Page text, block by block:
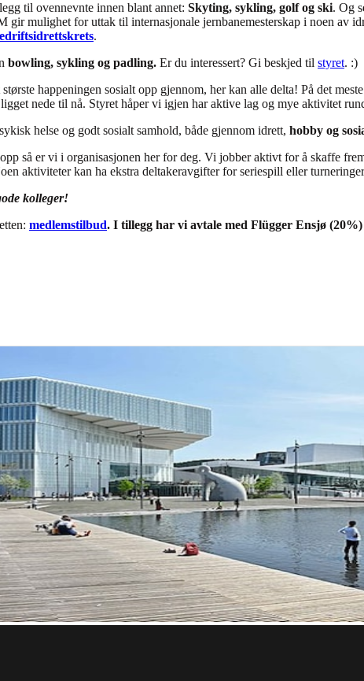
til ovennevnte innen blant annet: Skyting, sykling, golf og ski. Og
gir mulighet for uttak til internasjonale jernbanemesterskap i noen av
.
bowling, sykling og padling. Er du interessert? Gi beskjed til styret. :)
happeningen sosialt opp gjennom, her kan alle delta! På det
nede til nå. Styret håper vi igjen har aktive lag og mye aktivitet
helse og godt sosialt samhold, både gjennom idrett, hobby og
så er vi i organisasjonen her for deg. Vi jobber aktivt for å skaffe
aktiviteter kan ha ekstra deltakeravgifter for seriespill eller
kolleger!
medlemstilbud. I tillegg har vi avtale med Flügger Ensjø